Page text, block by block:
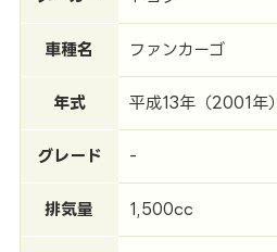
車種名 ファンカーゴ
年式 平成13年（2001年）
グレード -
排気量 1,500cc